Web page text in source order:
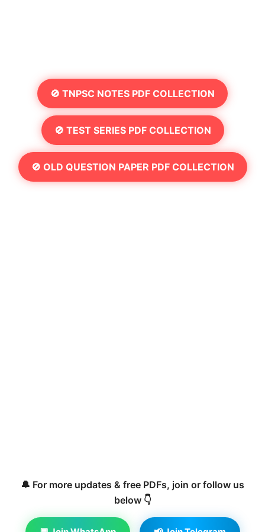
🚫 TNPSC NOTES PDF COLLECTION
🚫 TEST SERIES PDF COLLECTION
🚫 OLD QUESTION PAPER PDF COLLECTION
🔔 For more updates & free PDFs, join or follow us
below 👇